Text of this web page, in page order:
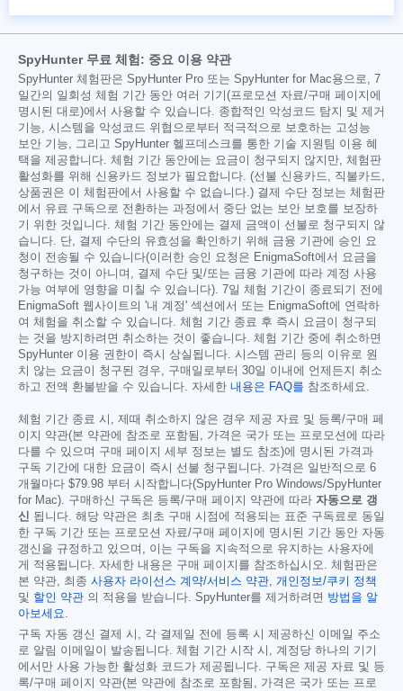
SpyHunter 무료 체험: 중요 이용 약관
SpyHunter 체험판은 SpyHunter Pro 또는 SpyHunter for Mac용으로, 7
일간의 일회성 체험 기간 동안 여러 기기(프로모션 자료/구매 페이지에
명시된 대로)에서 사용할 수 있습니다. 종합적인 악성코드 탐지 및 제거
기능, 시스템을 악성코드 위협으로부터 적극적으로 보호하는 고성능
보안 기능, 그리고 SpyHunter 헬프데스크를 통한 기술 지원팀 이용 혜
택을 제공합니다. 체험 기간 동안에는 요금이 청구되지 않지만, 체험판
활성화를 위해 신용카드 정보가 필요합니다. (선불 신용카드, 직불카드,
상품권은 이 체험판에서 사용할 수 없습니다.) 결제 수단 정보는 체험판
에서 유료 구독으로 전환하는 과정에서 중단 없는 보안 보호를 보장하
기 위한 것입니다. 체험 기간 동안에는 결제 금액이 선불로 청구되지 않
습니다. 단, 결제 수단의 유효성을 확인하기 위해 금융 기관에 승인 요
청이 전송될 수 있습니다(이러한 승인 요청은 EnigmaSoft에서 요금을
청구하는 것이 아니며, 결제 수단 및/또는 금융 기관에 따라 계정 사용
가능 여부에 영향을 미칠 수 있습니다). 7일 체험 기간이 종료되기 전에
EnigmaSoft 웹사이트의 '내 계정' 섹션에서 또는 EnigmaSoft에 연락하
여 체험을 취소할 수 있습니다. 체험 기간 종료 후 즉시 요금이 청구되
는 것을 방지하려면 취소하는 것이 좋습니다. 체험 기간 중에 취소하면
SpyHunter 이용 권한이 즉시 상실됩니다. 시스템 관리 등의 이유로 원
치 않는 요금이 청구된 경우, 구매일로부터 30일 이내에 언제든지 취소
하고 전액 환불받을 수 있습니다. 자세한 내용은 FAQ를 참조하세요.
체험 기간 종료 시, 제때 취소하지 않은 경우 제공 자료 및 등록/구매 페
이지 약관(본 약관에 참조로 포함됨, 가격은 국가 또는 프로모션에 따라
다를 수 있으며 구매 페이지 세부 정보는 별도 참조)에 명시된 가격과
구독 기간에 대한 요금이 즉시 선불 청구됩니다. 가격은 일반적으로 6
개월마다 $79.98 부터 시작합니다(SpyHunter Pro Windows/SpyHunter
for Mac). 구매하신 구독은 등록/구매 페이지 약관에 따라 자동으로 갱
신 됩니다. 해당 약관은 최초 구매 시점에 적용되는 표준 구독료로 동일
한 구독 기간 또는 프로모션 자료/구매 페이지에 명시된 기간 동안 자동
갱신을 규정하고 있으며, 이는 구독을 지속적으로 유지하는 사용자에
게 적용됩니다. 자세한 내용은 구매 페이지를 참조하십시오. 체험판은
본 약관, 최종 사용자 라이선스 계약/서비스 약관, 개인정보/쿠키 정책
및 할인 약관 의 적용을 받습니다. SpyHunter를 제거하려면 방법을 알
아보세요.
구독 자동 갱신 결제 시, 각 결제일 전에 등록 시 제공하신 이메일 주소
로 알림 이메일이 발송됩니다. 체험 기간 시작 시, 계정당 하나의 기기
에서만 사용 가능한 활성화 코드가 제공됩니다. 구독은 제공 자료 및 등
록/구매 페이지 약관(본 약관에 참조로 포함됨, 가격은 국가 또는 프로